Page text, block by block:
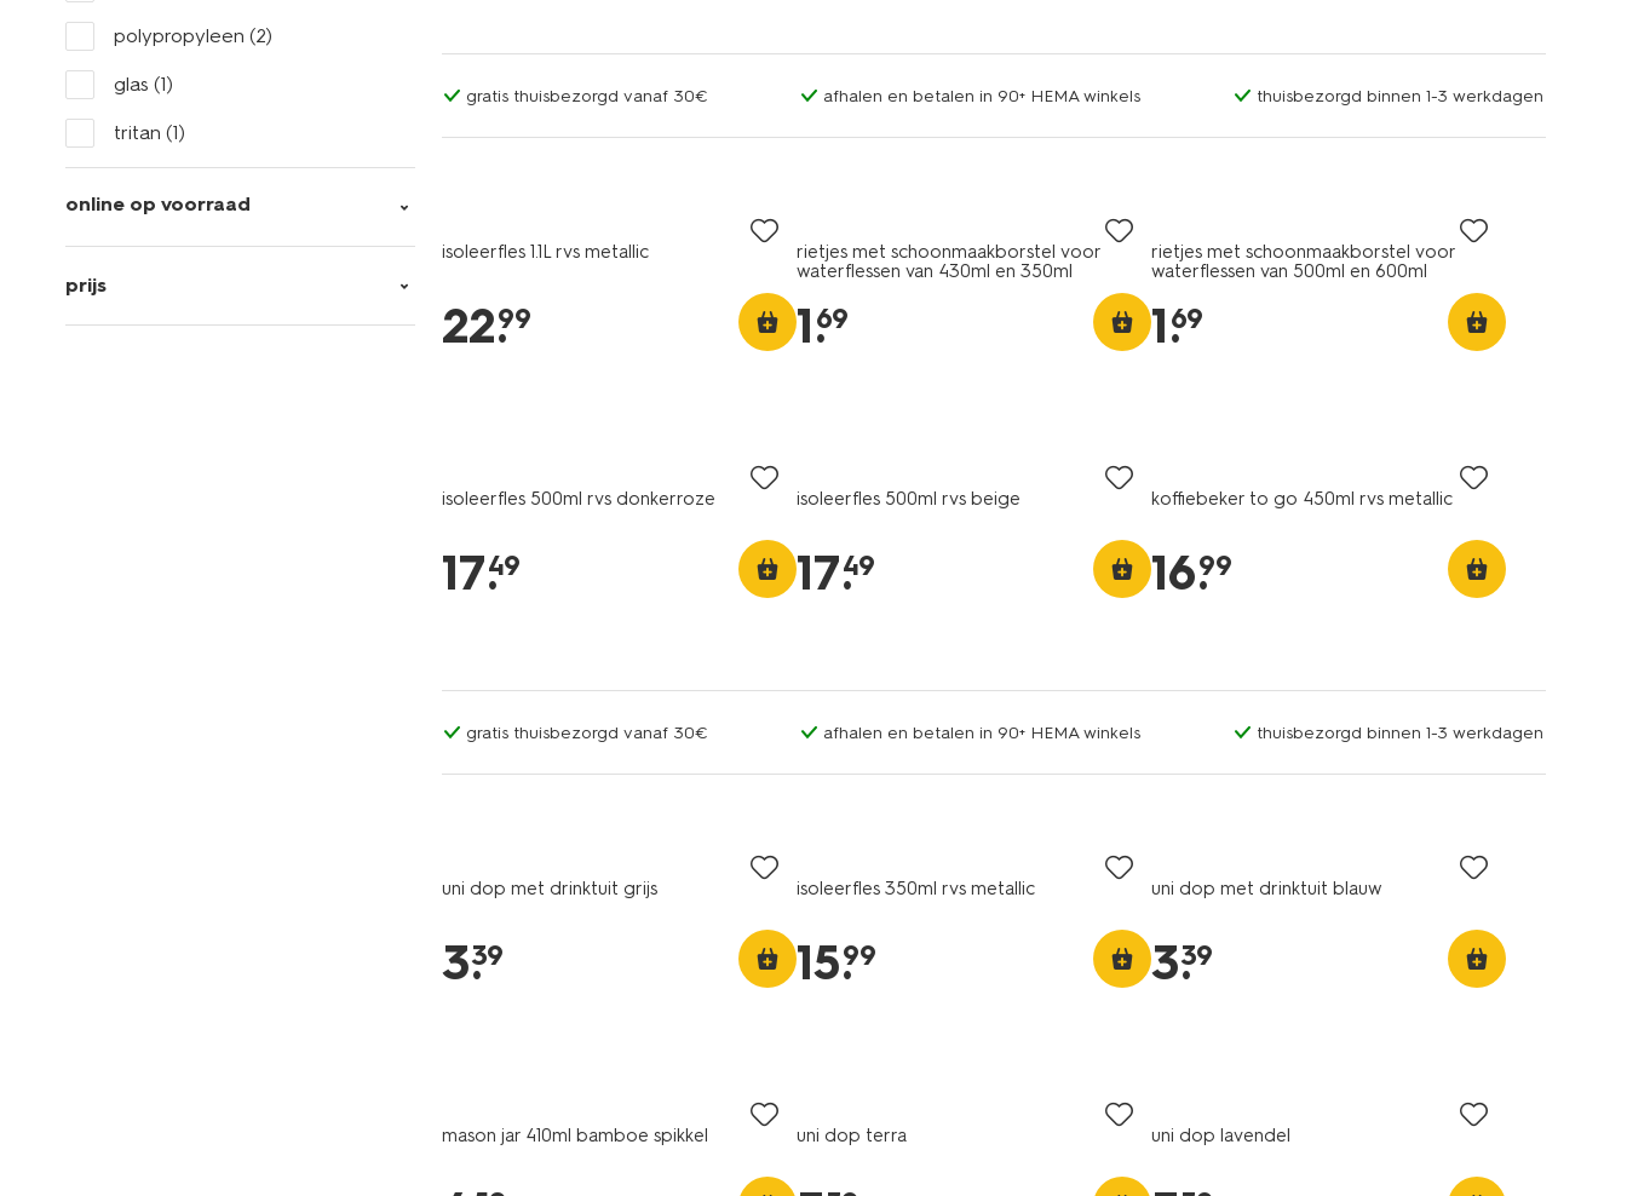
polypropyleen (2)
glas (1)
tritan (1)
online op voorraad
prijs
gratis thuisbezorgd vanaf 30€ afhalen en betalen in 90+ HEMA winkels thuisbezorgd binnen 1-3 werkdagen
isoleerfles 1.1L rvs metallic
22.
99
rietjes met schoonmaakborstel voor
waterflessen van 430ml en 350ml
1.
69
rietjes met schoonmaakborstel voor
waterflessen van 500ml en 600ml
1.
69
isoleerfles 500ml rvs donkerroze
17.
49
isoleerfles 500ml rvs beige
17.
49
koffiebeker to go 450ml rvs metallic
16.
99
gratis thuisbezorgd vanaf 30€ afhalen en betalen in 90+ HEMA winkels thuisbezorgd binnen 1-3 werkdagen
uni dop met drinktuit grijs
3.
39
isoleerfles 350ml rvs metallic
15.
99
uni dop met drinktuit blauw
3.
39
mason jar 410ml bamboe spikkel uni dop terra uni dop lavendel